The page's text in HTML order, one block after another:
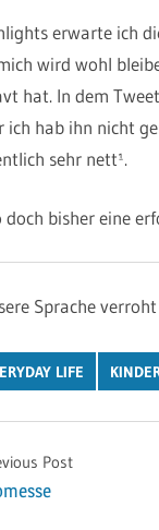
erwarte ich
wird wohl
hat. In dem
ich hab ihn nicht
sehr nett¹.
doch bisher eine
Sprache
LIFE
Post